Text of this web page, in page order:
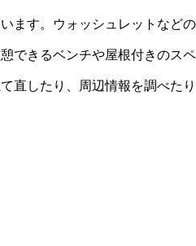
ます。ウォッシュレットなど
できるベンチや屋根付きのス
直したり、周辺情報を調べた